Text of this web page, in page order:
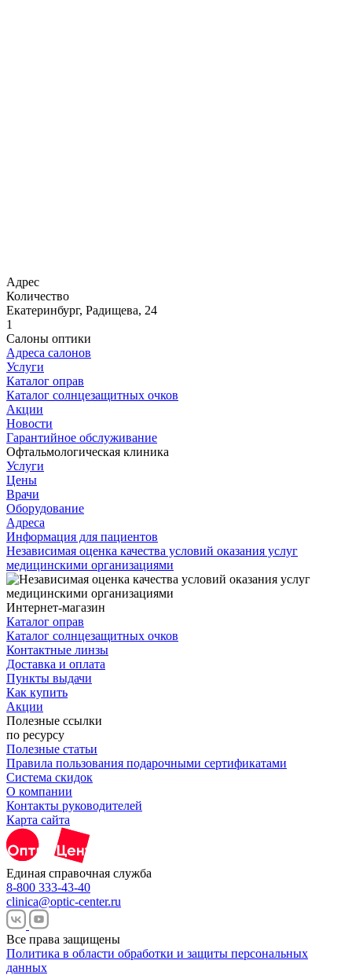
Адрес
Количество
Екатеринбург, Радищева, 24
1
Салоны оптики
Адреса салонов
Услуги
Каталог оправ
Каталог солнцезащитных очков
Акции
Новости
Гарантийное обслуживание
Офтальмологическая клиника
Услуги
Цены
Врачи
Оборудование
Адреса
Информация для пациентов
Независимая оценка качества условий оказания услуг
медицинскими организациями
Интернет-магазин
Каталог оправ
Каталог солнцезащитных очков
Контактные линзы
Доставка и оплата
Пункты выдачи
Как купить
Акции
Полезные ссылки
по ресурсу
Полезные статьи
Правила пользования подарочными сертификатами
Система скидок
О компании
Контакты руководителей
Карта сайта
Единая справочная служба
8-800 333-43-40
clinica@optic-center.ru
Все права защищены
Политика в области обработки и защиты персональных
данных